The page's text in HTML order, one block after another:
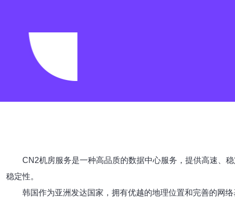
CN2机房服务是一种高品质的数据中心服务，提供高速、
稳定性。
韩国作为亚洲发达国家，拥有优越的地理位置和完善的网